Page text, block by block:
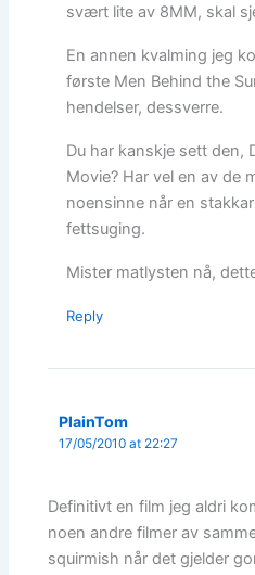
svært lite av 8MM, skal
En annen kvalming jeg
første Men Behind the
hendelser, dessverre.
Du har kanskje sett den,
Movie? Har vel en av de
noensinne når en
fettsuging.
Mister matlysten nå,
Reply
PlainTom
17/05/2010 at 22:27
Definitivt en film jeg aldri
noen andre filmer av
squirmish når det gjelder